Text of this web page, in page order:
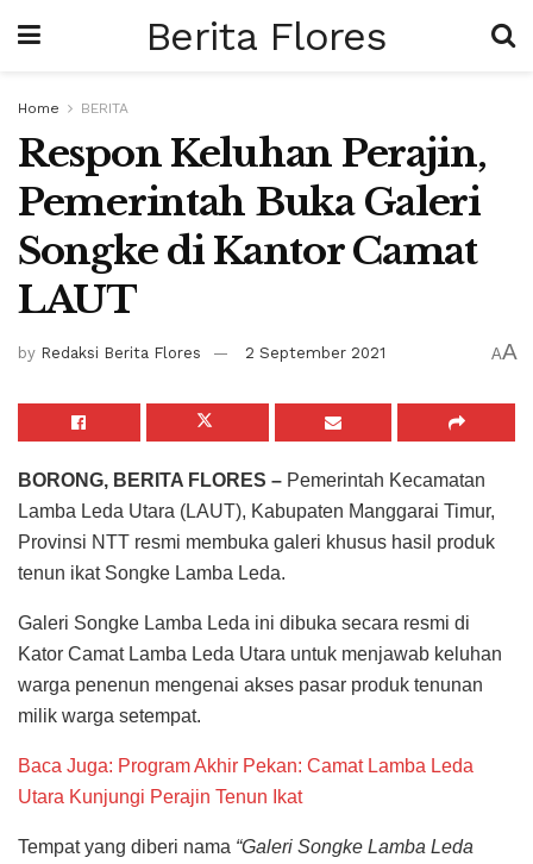
Berita Flores
Home BERITA
Respon Keluhan Perajin,
Pemerintah Buka Galeri
Songke di Kantor Camat
LAUT
by Redaksi Berita Flores 2 September 2021 AA
BORONG, BERITA FLORES – Pemerintah Kecamatan
Lamba Leda Utara (LAUT), Kabupaten Manggarai Timur,
Provinsi NTT resmi membuka galeri khusus hasil produk
tenun ikat Songke Lamba Leda.
Galeri Songke Lamba Leda ini dibuka secara resmi di
Kator Camat Lamba Leda Utara untuk menjawab keluhan
warga penenun mengenai akses pasar produk tenunan
milik warga setempat.
Baca Juga: Program Akhir Pekan: Camat Lamba Leda
Utara Kunjungi Perajin Tenun Ikat
Tempat yang diberi nama “Galeri Songke Lamba Leda